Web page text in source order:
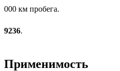
000 км пробега.
9236.
Применимость